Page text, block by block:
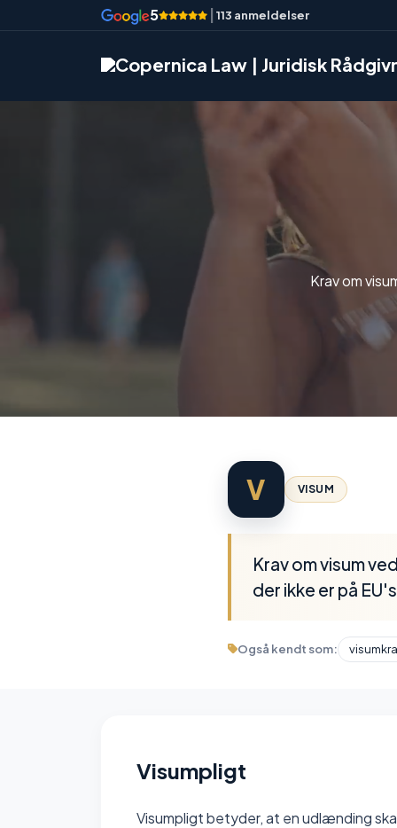
5 113 anmeldelser
Krav om
V VISUM
Krav om visum
der ikke er på
Også kendt som:
Visumpligt
Visumpligt betyder, at en udlænding